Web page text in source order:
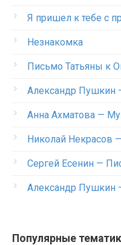
Я пришел к тебе с
Незнакомка
Письмо Татьяны к
Александр Пушкин
Анна Ахматова —
Николай Некрасов
Сергей Есенин —
Александр Пушкин
Популярные